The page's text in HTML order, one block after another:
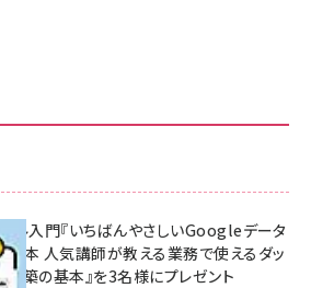
ル入門『いちばんやさしいGoogleデータ
教本 人気講師が教える業務で使えるダッ
構築の基本』を3名様にプレゼント